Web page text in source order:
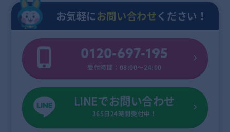
お気軽にお問い合わせください！
0120-697-195
受付時間：08:00〜24:00
LINEでお問い合わせ
365日24時間受付中！